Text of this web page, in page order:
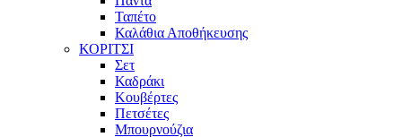
Ταπέτο
Καλάθια Αποθήκευσης
ΚΟΡΙΤΣΙ
Σετ
Καδράκι
Κουβέρτες
Πετσέτες
Μπουρνούζια